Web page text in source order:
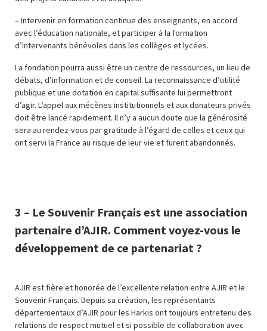
– Intervenir en formation continue des enseignants, en accord
avec l’éducation nationale, et participer à la formation
d’intervenants bénévoles dans les collèges et lycées.
La fondation pourra aussi être un centre de ressources, un lieu de
débats, d’information et de conseil. La reconnaissance d’utilité
publique et une dotation en capital suffisante lui permettront
d’agir. L’appel aux mécènes institutionnels et aux donateurs privés
doit être lancé rapidement. Il n’y a aucun doute que la générosité
sera au rendez-vous par gratitude à l’égard de celles et ceux qui
ont servi la France au risque de leur vie et furent abandonnés.
3 – Le Souvenir Français est une association
partenaire d’AJIR. Comment voyez-vous le
développement de ce partenariat ?
AJIR est fière et honorée de l’excellente relation entre AJIR et le
Souvenir Français. Depuis sa création, les représentants
départementaux d’AJIR pour les Harkis ont toujours entretenu des
relations de respect mutuel et si possible de collaboration avec